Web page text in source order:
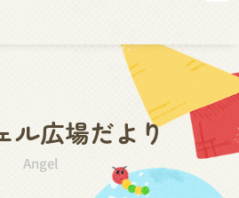
ル広場だより
Angel